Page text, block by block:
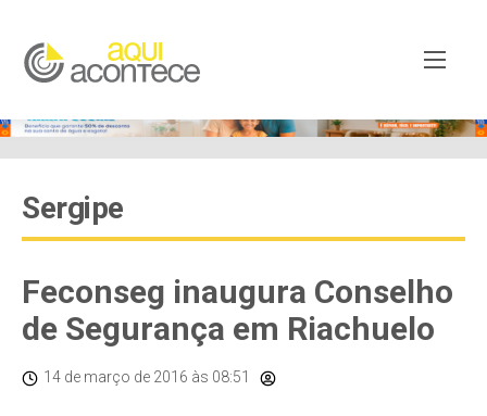
Sergipe
Feconseg inaugura Conselho
de Segurança em Riachuelo
14 de março de 2016 às 08:51